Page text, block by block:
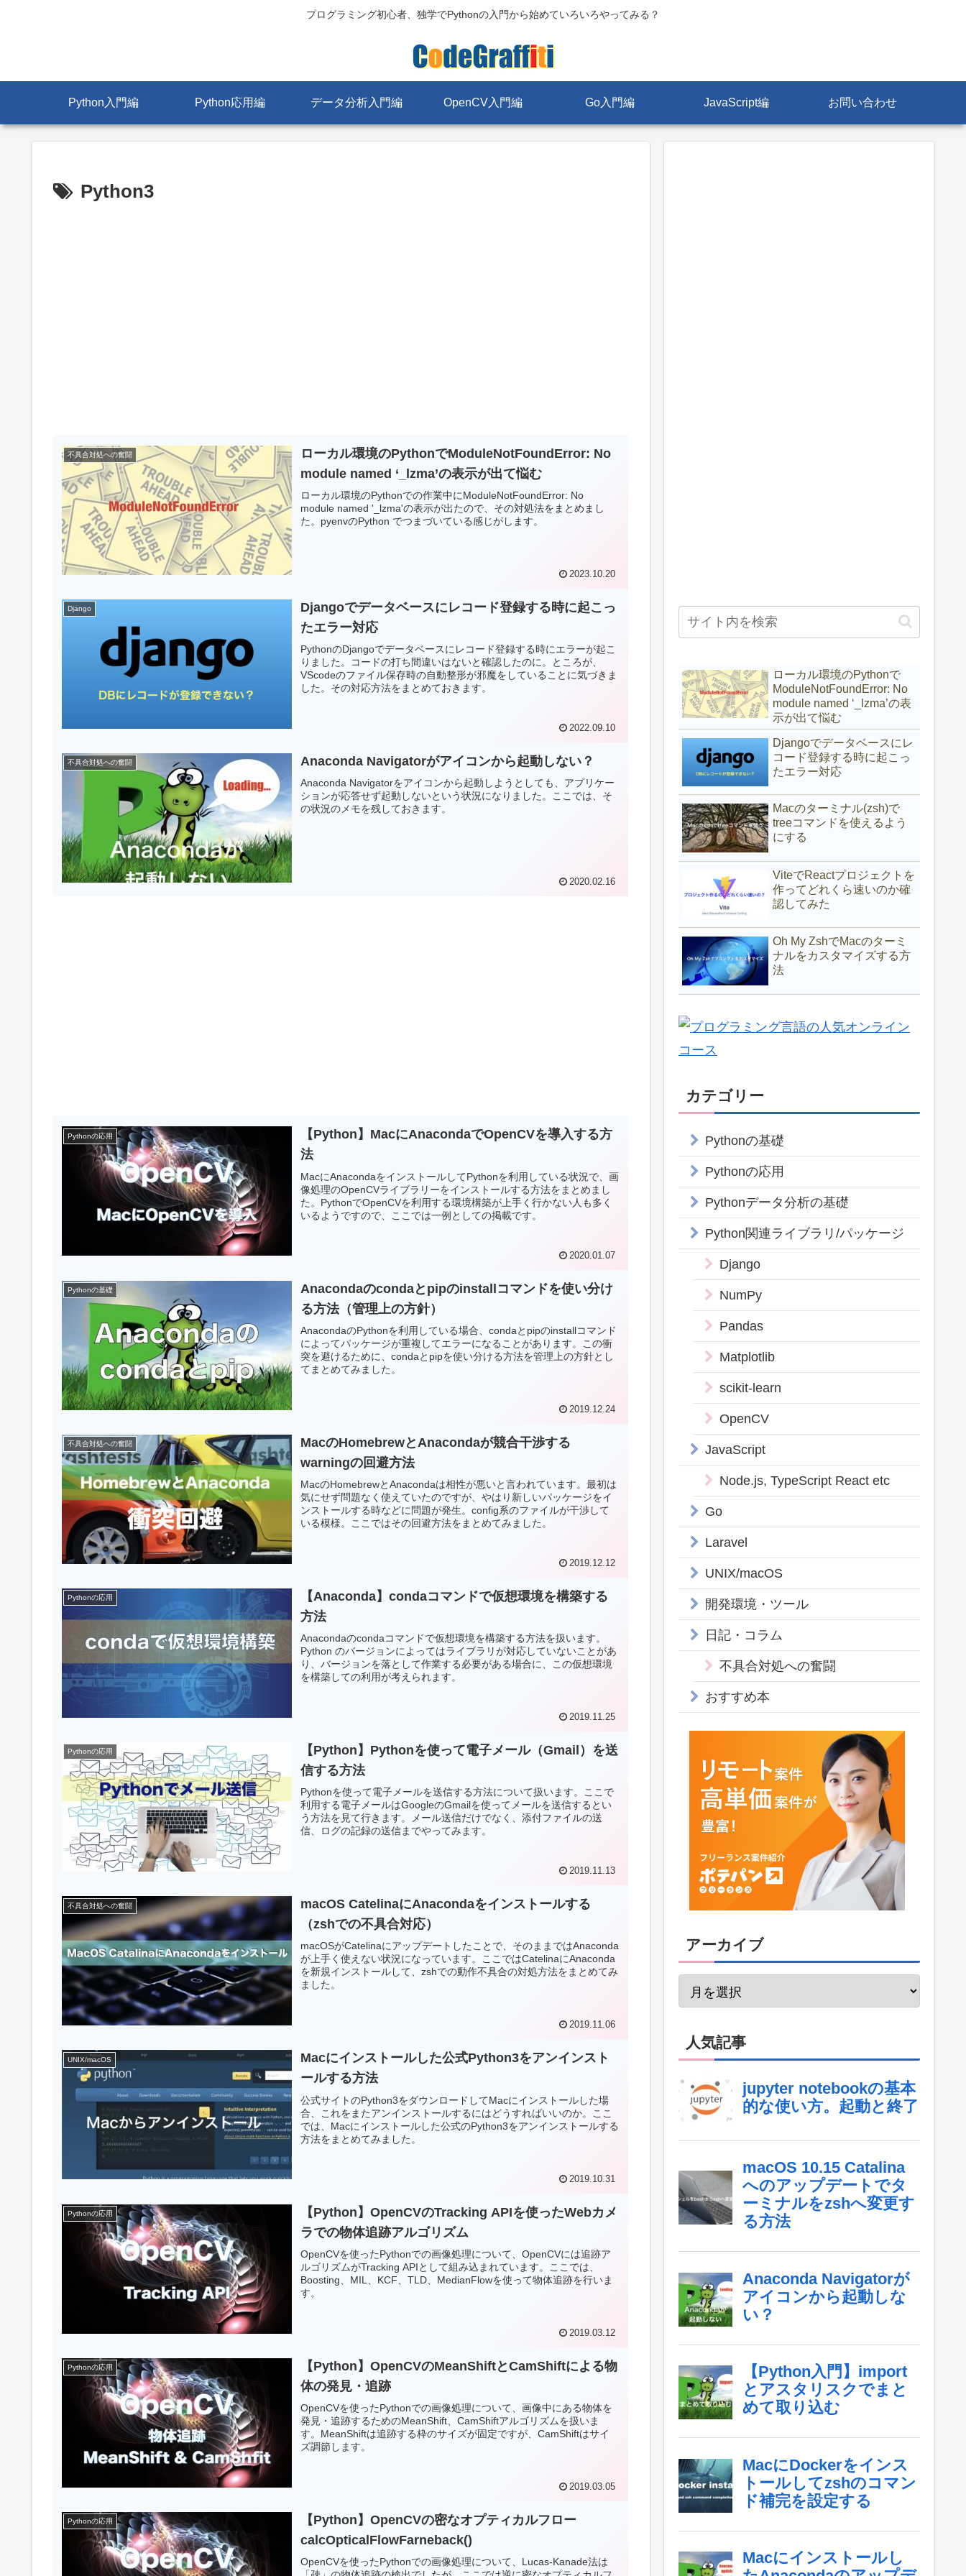
プログラミング初心者、独学でPythonの入門から始めていろいろやってみる？
Python入門編 Python応用編 データ分析入門編 OpenCV入門編 Go入門編 JavaScript編 お問い合わせ
Python3
不具合対処への奮闘
ローカル環境のPythonでModuleNotFoundError: No
module named ‘_lzma’の表示が出て悩む
ローカル環境のPythonでの作業中にModuleNotFoundError: No
module named '_lzma'の表示が出たので、その対処法をまとめまし
た。pyenvのPython でつまづいている感じがします。
2023.10.20
Django
Djangoでデータベースにレコード登録する時に起こっ
たエラー対応
PythonのDjangoでデータベースにレコード登録する時にエラーが起こ
りました。コードの打ち間違いはないと確認したのに。ところが、
VScodeのファイル保存時の自動整形が邪魔をしていることに気づきま
した。その対応方法をまとめておきます。
2022.09.10
不具合対処への奮闘 Anaconda Navigatorがアイコンから起動しない？
Anaconda Navigatorをアイコンから起動しようとしても、アプリケー
ションが応答せず起動しないという状況になりました。ここでは、そ
の状況のメモを残しておきます。
2020.02.16
Pythonの応用
【Python】MacにAnacondaでOpenCVを導入する方
法
MacにAnacondaをインストールしてPythonを利用している状況で、画
像処理のOpenCVライブラリーをインストールする方法をまとめまし
た。PythonでOpenCVを利用する環境構築が上手く行かない人も多く
いるようですので、ここでは一例としての掲載です。
2020.01.07
Pythonの基礎
Anacondaのcondaとpipのinstallコマンドを使い分け
る方法（管理上の方針）
AnacondaのPythonを利用している場合、condaとpipのinstallコマンド
によってパッケージが重複してエラーになることがあります。この衝
突を避けるために、condaとpipを使い分ける方法を管理上の方針とし
てまとめてみました。
2019.12.24
不具合対処への奮闘
MacのHomebrewとAnacondaが競合干渉する
warningの回避方法
MacのHomebrewとAnacondaは相性が悪いと言われています。最初は
気にせず問題なく使えていたのですが、やはり新しいパッケージをイ
ンストールする時などに問題が発生。config系のファイルが干渉して
いる模様。ここではその回避方法をまとめてみました。
2019.12.12
Pythonの応用
【Anaconda】condaコマンドで仮想環境を構築する
方法
Anacondaのcondaコマンドで仮想環境を構築する方法を扱います。
Python のバージョンによってはライブラリが対応していないことがあ
り、バージョンを落として作業する必要がある場合に、この仮想環境
を構築しての利用が考えられます。
2019.11.25
Pythonの応用
【Python】Pythonを使って電子メール（Gmail）を送
信する方法
Pythonを使って電子メールを送信する方法について扱います。ここで
利用する電子メールはGoogleのGmailを使ってメールを送信するとい
う方法を見て行きます。メール送信だけでなく、添付ファイルの送
信、ログの記録の送信までやってみます。
2019.11.13
不具合対処への奮闘
macOS CatelinaにAnacondaをインストールする
（zshでの不具合対応）
macOSがCatelinaにアップデートしたことで、そのままではAnaconda
が上手く使えない状況になっています。ここではCatelinaにAnaconda
を新規インストールして、zshでの動作不具合の対処方法をまとめてみ
ました。
2019.11.06
UNIX/macOS
Macにインストールした公式Python3をアンインスト
ールする方法
公式サイトのPython3をダウンロードしてMacにインストールした場
合、これをまたアンインストールするにはどうすればいいのか。ここ
では、Macにインストールした公式のPython3をアンインストールする
方法をまとめてみました。
2019.10.31
Pythonの応用
【Python】OpenCVのTracking APIを使ったWebカメ
ラでの物体追跡アルゴリズム
OpenCVを使ったPythonでの画像処理について、OpenCVには追跡ア
ルゴリズムがTracking APIとして組み込まれています。ここでは、
Boosting、MIL、KCF、TLD、MedianFlowを使って物体追跡を行いま
す。
2019.03.12
Pythonの応用
【Python】OpenCVのMeanShiftとCamShiftによる物
体の発見・追跡
OpenCVを使ったPythonでの画像処理について、画像中にある物体を
発見・追跡するためのMeanShift、CamShiftアルゴリズムを扱いま
す。MeanShiftは追跡する枠のサイズが固定ですが、CamShiftはサイ
ズ調節します。
2019.03.05
Pythonの応用
【Python】OpenCVの密なオプティカルフロー
calcOpticalFlowFarneback()
OpenCVを使ったPythonでの画像処理について、Lucas-Kanade法は
ローカル環境のPythonで
ModuleNotFoundError: No
module named ‘_lzma’の表
示が出て悩む
Djangoでデータベースにレ
コード登録する時に起こっ
たエラー対応
Macのターミナル(zsh)で
treeコマンドを使えるよう
にする
ViteでReactプロジェクトを
作ってどれくら速いのか確
認してみた
Oh My ZshでMacのターミ
ナルをカスタマイズする方
法
カテゴリー
Pythonの基礎
Pythonの応用
Pythonデータ分析の基礎
Python関連ライブラリ/パッケージ
Django
NumPy
Pandas
Matplotlib
scikit-learn
OpenCV
JavaScript
Node.js, TypeScript React etc
Go
Laravel
UNIX/macOS
開発環境・ツール
日記・コラム
不具合対処への奮闘
おすすめ本
アーカイブ
人気記事